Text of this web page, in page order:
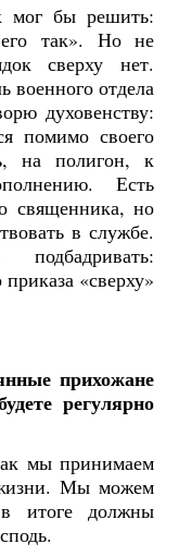
мог бы решить:
так». Но не
сверху нет.
военного отдела
духовенству:
помимо своего
на полигон, к
Есть
священника, но
в службе.
«сверху»
прихожане
регулярно
мы принимаем
Мы можем
итоге должны